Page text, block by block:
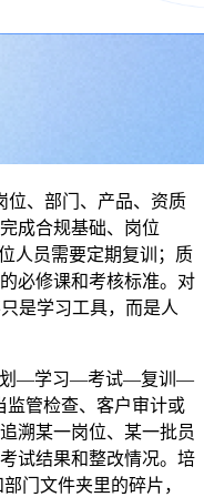
位、部门、产品、资质
成合规基础、岗位
人员需要定期复训；质
必修课和考核标准。对
是学习工具，而是人
划—学习—考试—复训—
管检查、客户审计或
溯某一岗位、某一批员
试结果和整改情况。培
门文件夹里的碎片，